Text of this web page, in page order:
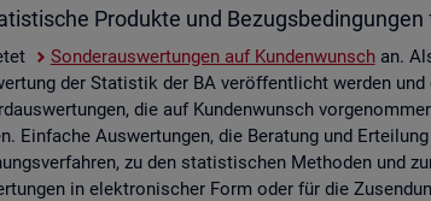
Pro­duk­te und
Son­der­aus­wer­tun­gen auf Kun­den­wunschan.
der Sta­tis­tik der BA ver­öf­fent­licht wer­den
die auf Kun­den­wunsch
Ein­fa­che Aus­wer­tun­gen, die Be­ra­tung und
zu den sta­tis­ti­schen Me­tho­den und
in elek­tro­ni­scher Form oder für die